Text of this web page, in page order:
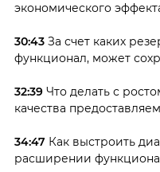
экономического
30:43За счет каких
функционал, может
32:39 Что делать с
качества
34:47 Как выстроить
расширении